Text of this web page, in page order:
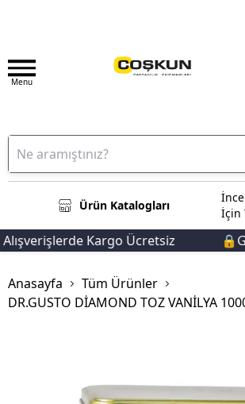
Menu
Ürün Katalogları
İçin
Kargo Ücretsiz
Anasayfa
Tüm Ürünler
DR.GUSTO DİAMOND TOZ VANİLYA